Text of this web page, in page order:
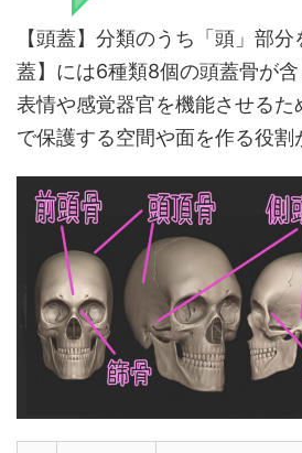
【頭蓋】分類のうち「頭」部
蓋】には6種類8個の頭蓋骨が含
表情や感覚器官を機能させるた
で保護する空間や面を作る役割